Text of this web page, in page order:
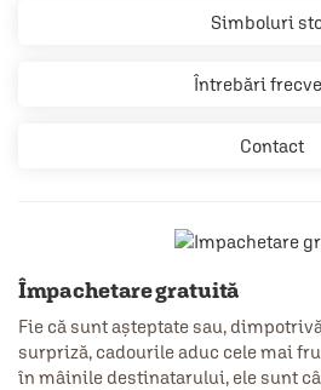
Simboluri
Întrebări
Contact
Împachetare gratuită
Fie că sunt așteptate sau,
surpriză, cadourile aduc cele mai
în mâinile destinatarului, ele sunt